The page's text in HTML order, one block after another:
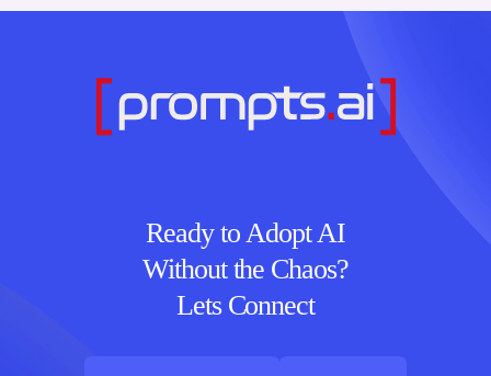
Ready to Adopt AI
Without the Chaos?
Lets Connect